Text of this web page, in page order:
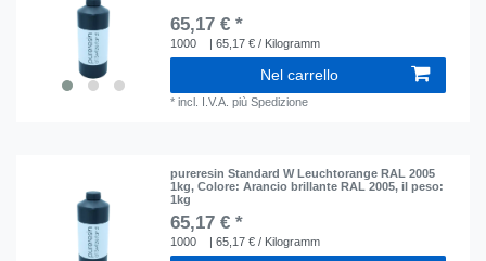
65,17 € *
1000 | 65,17 € / Kilogramm
Nel carrello
*incl. I.V.A. piùSpedizione
pureresin Standard W Leuchtorange RAL 2005
1kg, Colore: Arancio brillante RAL 2005, il peso:
1kg
65,17 € *
1000 | 65,17 € / Kilogramm